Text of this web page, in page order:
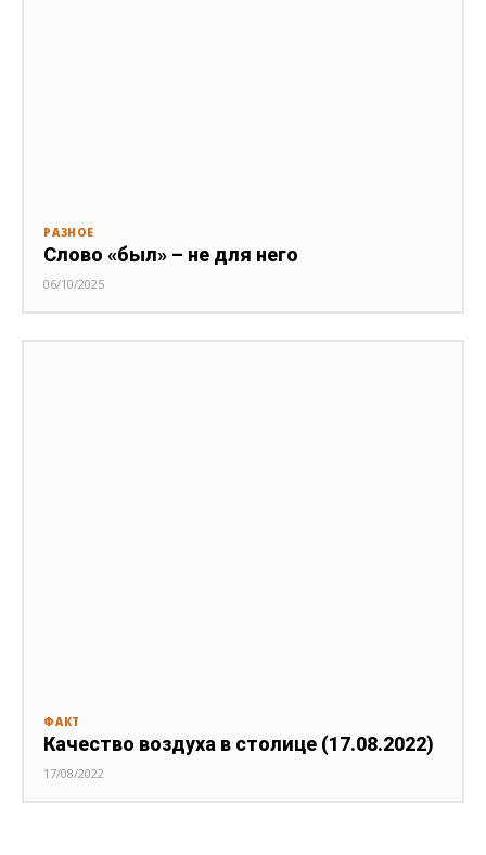
РАЗНОЕ
Слово «был» – не для него
06/10/2025
ФАКТ
Качество воздуха в столице (17.08.2022)
17/08/2022